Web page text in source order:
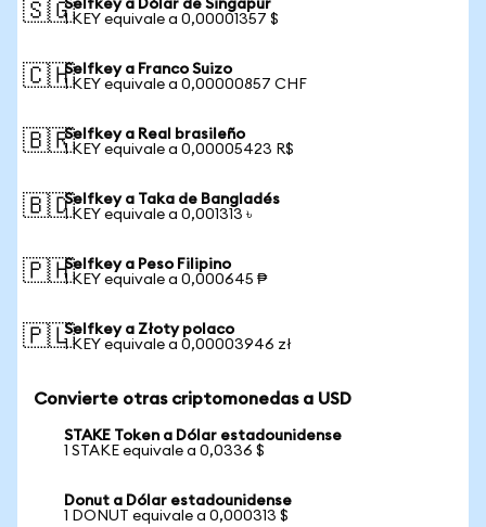
🇸🇬Selfkey a Dólar de Singapur
1 KEY equivale a 0,00001357 $
🇨🇭Selfkey a Franco Suizo
1 KEY equivale a 0,00000857 CHF
🇧🇷Selfkey a Real brasileño
1 KEY equivale a 0,00005423 R$
🇧🇩Selfkey a Taka de Bangladés
1 KEY equivale a 0,001313 ৳
🇵🇭Selfkey a Peso Filipino
1 KEY equivale a 0,000645 ₱
🇵🇱Selfkey a Złoty polaco
1 KEY equivale a 0,00003946 zł
Convierte otras criptomonedas a USD
STAKE Token a Dólar estadounidense
1 STAKE equivale a 0,0336 $
Donut a Dólar estadounidense
1 DONUT equivale a 0,000313 $